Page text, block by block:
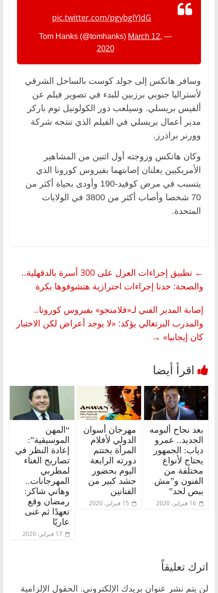
pic.twitter.com/pgybgIYJdG
— Tom Hanks (@tomhanks)
March 12,
2020
وسافر هانكس إلى جولد كوست بالساحل الشرقي
لأستراليا جنوبي برزبين للبدء في تصوير فيلم عن
ألفيس بريسلي. وسيلعب دور الكولونيل توم باركر
مدير أعمال بريسلي في الفيلم الذي تنتجه شركة
وورنر براذرز.
وكان هانكس وزوجته أول اثنين من المشاهير
الأمريكيين يعلنان إصابتهما بفيروس كورونا الذي
يتسبب في مرض كوفيد-190 وأودى بحياة أكثر من
70 شخصا وأصاب أكثر من 3800 في الولايات
المتحدة.
←
تطبيق إجراءات العزل على 300 أسرة بالدقهلية..
والصحة: خدنا إجراءات احترازية هتشوفوها بكرة
إصابة المدير الفني لـ«فلامنجو» بفيروس كورونا..
والمدرب البرتغالي يؤكد: «لا يوجد أعراض لكن الاختبار
كان إيجابيا» →
بعد نجاح ألبومه
الجديد.. عمرو
دياب: الجمهور
يحتاج لأنواع
مختلفة من
الفنون و”مش
ببص لحد”
16 فبراير، 2020
مهرجان أسوان
الدولي لأفلام
المرأة يختتم
دورته الرابعة
اليوم بحضور
حشد كبير من
الفنانين
15 فبراير، 2020
“المهن
الموسيقية”:
إعادة النظر في
تصاريح الغناء
لمطربي
المهرجانات..
وهاني شاكر:
رمضان وقع
تعهدًا ثم غنى
عاريًا
17 فبراير، 2020
اترك تعليقاً
لن يتم نشر عنوان بريدك الإلكتروني. الحقول الإلزامية